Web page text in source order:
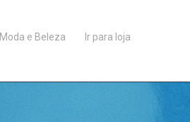
Moda e Beleza Ir para loja